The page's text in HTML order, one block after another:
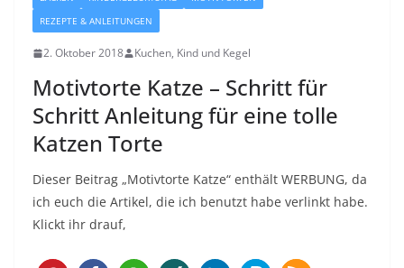
REZEPTE & ANLEITUNGEN
2. Oktober 2018 Kuchen, Kind und Kegel
Motivtorte Katze – Schritt für
Schritt Anleitung für eine tolle
Katzen Torte
Dieser Beitrag „Motivtorte Katze“ enthält WERBUNG, da
ich euch die Artikel, die ich benutzt habe verlinkt habe.
Klickt ihr drauf,